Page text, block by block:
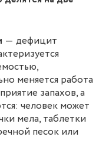
― дефицит
меняется работа
запахов, а
человек может
мела, таблетки
песок или